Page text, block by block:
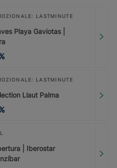
LASTMINUTE
Playa Gaviotas |
LASTMINUTE
Llaut Palma
| Iberostar